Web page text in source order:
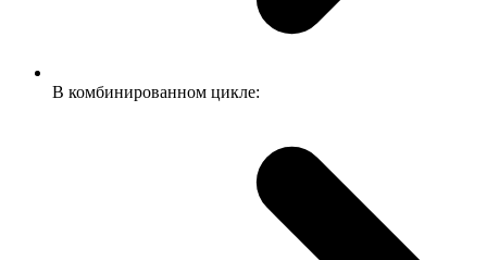
В комбинированном цикле: